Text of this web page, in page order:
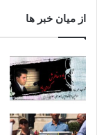
از میان خبر ها